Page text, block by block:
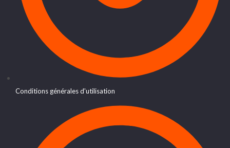
Conditions générales d'utilisation